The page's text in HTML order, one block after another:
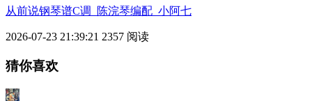
从前说钢琴谱C调_陈浣琴编配_小阿七
2026-07-23 21:39:21 2357 阅读
猜你喜欢